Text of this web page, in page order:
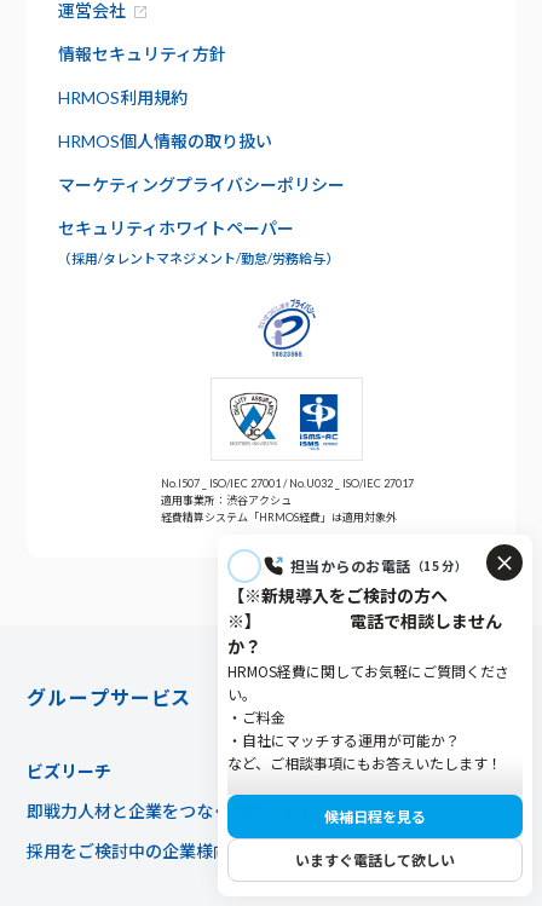
社内版ビズリーチ
日報管理
ワークフロー
年末調整
セキュリティ
サポート
よくあるご質問
運営会社
情報セキュリティ方針
HRMOS利用規約
HRMOS個人情報の取り扱い
マーケティングプライバシーポリシー
セキュリティホワイトペーパー
（採用/タレントマネジメント/勤怠/労務給与）
No.I507 _ ISO/IEC 27001 / No.U032 _ ISO/IEC 27017
適用事業所：渋谷アクシュ
経費精算システム「HRMOS経費」は適用対象外
グループサービス
ビズリーチ
即戦力人材と企業をつなぐ転職サイト
採用をご検討中の企業様向け